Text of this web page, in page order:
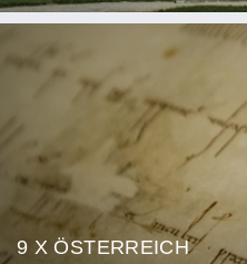
9 X ÖSTERREICH